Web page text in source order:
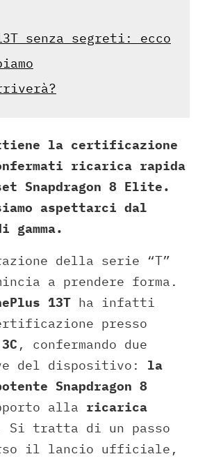
senza segreti: ecco
la certificazione
ricarica rapida
Snapdragon 8 Elite.
aspettarci dal
gamma.
della serie “T”
a prendere forma.
13T ha infatti
presso
3C , confermando due
del dispositivo: la
Snapdragon 8
alla ricarica
Si tratta di un passo
il lancio ufficiale,